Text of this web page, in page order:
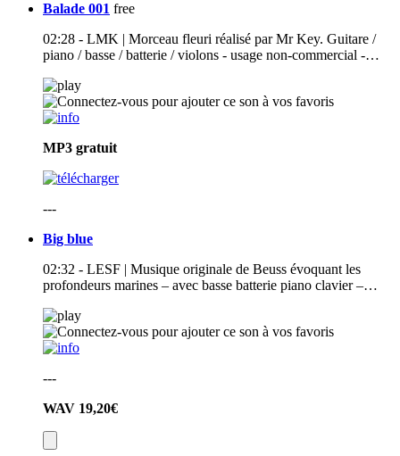
Balade 001 free
02:28 - LMK | Morceau fleuri réalisé par Mr Key. Guitare /
piano / basse / batterie / violons - usage non-commercial -…
MP3 gratuit
---
Big blue
02:32 - LESF | Musique originale de Beuss évoquant les
profondeurs marines – avec basse batterie piano clavier –…
---
WAV 19,20€